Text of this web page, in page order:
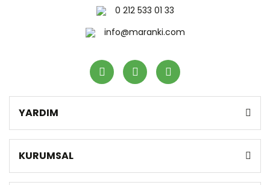
0 212 533 01 33
info@maranki.com
YARDIM
KURUMSAL